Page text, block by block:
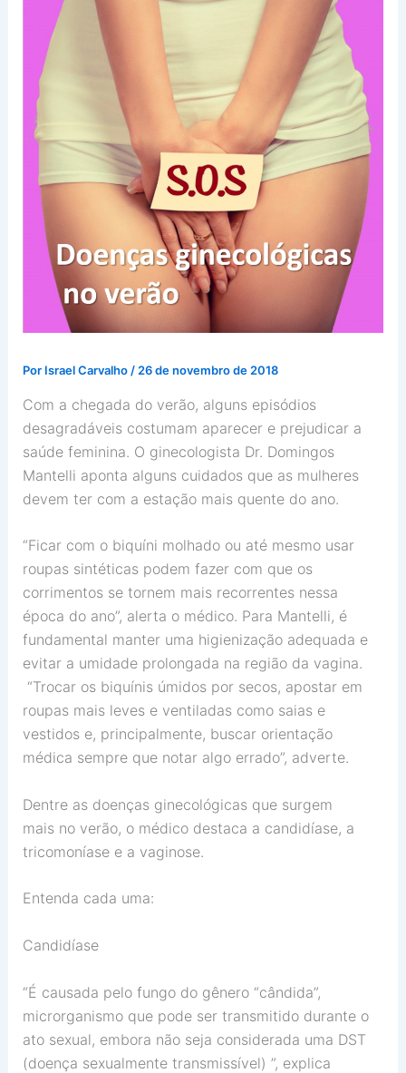
Por Israel Carvalho / 26 de novembro de 2018
Com a chegada do verão, alguns episódios
desagradáveis costumam aparecer e prejudicar a
saúde feminina. O ginecologista Dr. Domingos
Mantelli aponta alguns cuidados que as mulheres
devem ter com a estação mais quente do ano.
“Ficar com o biquíni molhado ou até mesmo usar
roupas sintéticas podem fazer com que os
corrimentos se tornem mais recorrentes nessa
época do ano”, alerta o médico. Para Mantelli, é
fundamental manter uma higienização adequada e
evitar a umidade prolongada na região da vagina.
“Trocar os biquínis úmidos por secos, apostar em
roupas mais leves e ventiladas como saias e
vestidos e, principalmente, buscar orientação
médica sempre que notar algo errado”, adverte.
Dentre as doenças ginecológicas que surgem
mais no verão, o médico destaca a candidíase, a
tricomoníase e a vaginose.
Entenda cada uma:
Candidíase
“É causada pelo fungo do gênero “cândida”,
microrganismo que pode ser transmitido durante o
ato sexual, embora não seja considerada uma DST
(doença sexualmente transmissível) ”, explica